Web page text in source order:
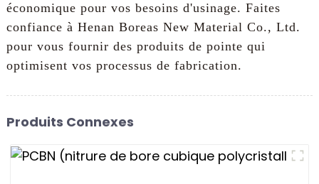
économique pour vos besoins d'usinage. Faites
confiance à Henan Boreas New Material Co., Ltd.
pour vous fournir des produits de pointe qui
optimisent vos processus de fabrication.
Produits Connexes